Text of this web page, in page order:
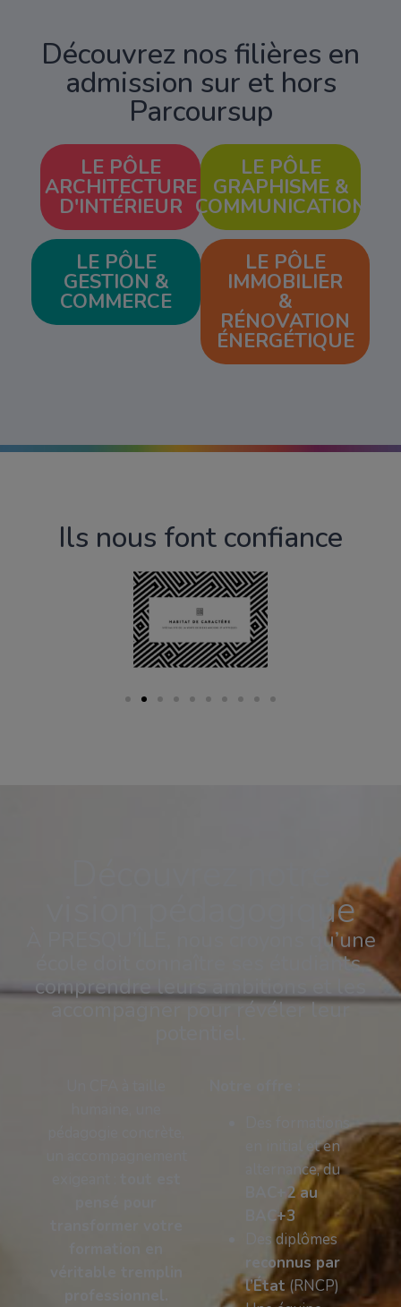
Découvrez nos filières en
admission sur et hors
Parcoursup
LE PÔLE
ARCHITECTURE
D'INTÉRIEUR
LE PÔLE
GRAPHISME &
COMMUNICATION
LE PÔLE
GESTION &
COMMERCE
LE PÔLE
IMMOBILIER
&
RÉNOVATION
ÉNERGÉTIQUE
Ils nous font confiance
vision pédagogique
À PRESQU’ÎLE, nous croyons qu’une
école doit connaître ses étudiants,
comprendre leurs ambitions et les
accompagner pour révéler leur
Des formations
en initial et en
alternance, du
BAC+2 au
BAC+3
Des diplômes
reconnus par
l’État (RNCP)